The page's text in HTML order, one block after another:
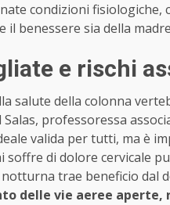
condizioni fisiologiche,
benessere sia della
e rischi
salute della colonna
professoressa
valida per tutti, ma è
soffre di dolore cervicale
trae beneficio dal
delle vie aeree aperte,